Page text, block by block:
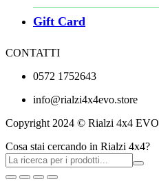
Gift Card
CONTATTI
0572 1752643
info@rialzi4x4evo.store
Copyright 2024 © Rialzi 4x4 EVO
Cosa stai cercando in Rialzi 4x4?